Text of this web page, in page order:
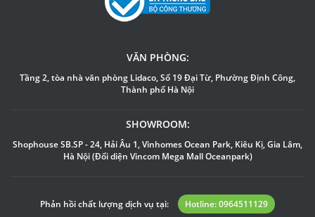
VĂN PHÒNG:
Tầng 2, tòa nhà văn phòng Lidaco, Số 19 Đại Từ, Phường Định Công,
Thành phố Hà Nội
SHOWROOM:
Shophouse SB.SP - 24, Hải Âu 1, Vinhomes Ocean Park, Kiêu Kị, Gia Lâm,
Hà Nội (Đối diện Vincom Mega Mall Oceanpark)
Phản hồi chất lượng dịch vụ tại: Hotline: 0964511129